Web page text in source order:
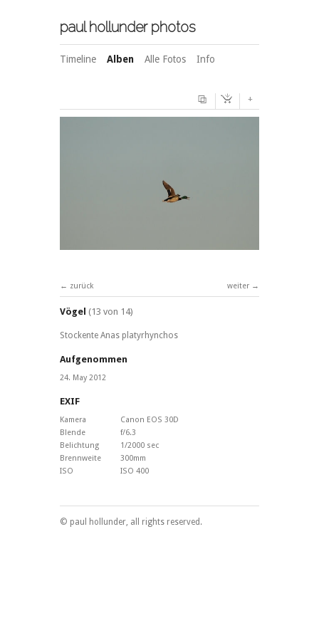
paul hollunder photos
Timeline Alben Alle Fotos Info
+
weiter
zurück
Vögel (13 von 14)
Stockente Anas platyrhynchos
Aufgenommen
24. May 2012
EXIF
Kamera
Canon EOS 30D
Blende
f/6.3
Belichtung
1/2000 sec
Brennweite
300mm
ISO
ISO 400
© paul hollunder, all rights reserved.